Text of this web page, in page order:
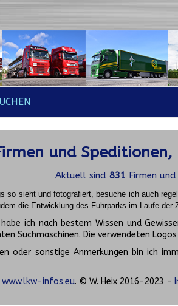
und
Aktuell sind 831 Firmen
so sieht und fotografiert, besuche ich auch
die Entwicklung des Fuhrparks im Laufe der
ich nach bestem Wissen und
Suchmaschinen. Die verwendeten
oder sonstige Anmerkungen bin
www.lkw-infos.eu. © W. Heix 2016-2023 -